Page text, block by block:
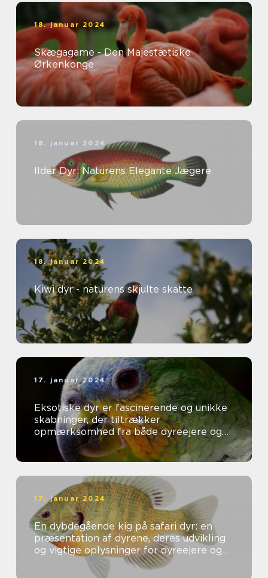
18. januar 2024
Skægagame - Den Majestætiske
Ørkenkonge
18. januar 2024
Ilder Dyr: Naturens Elegante Jægere
18. januar 2024
Kiwi dyr - naturens skjulte skatte
17. januar 2024
Eksotiske dyr er fascinerende og unikke
skabninger, der tiltrækker
opmærksomhed fra både dyreejere og
dyreelskere over hele verden
17. januar 2024
En dybdegående kig på safari dyr: en
præsentation af dyrene, deres udvikling
og vigtige oplysninger for dyreejere og
dyreelskere